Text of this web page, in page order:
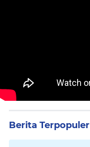
Berita Terpopuler